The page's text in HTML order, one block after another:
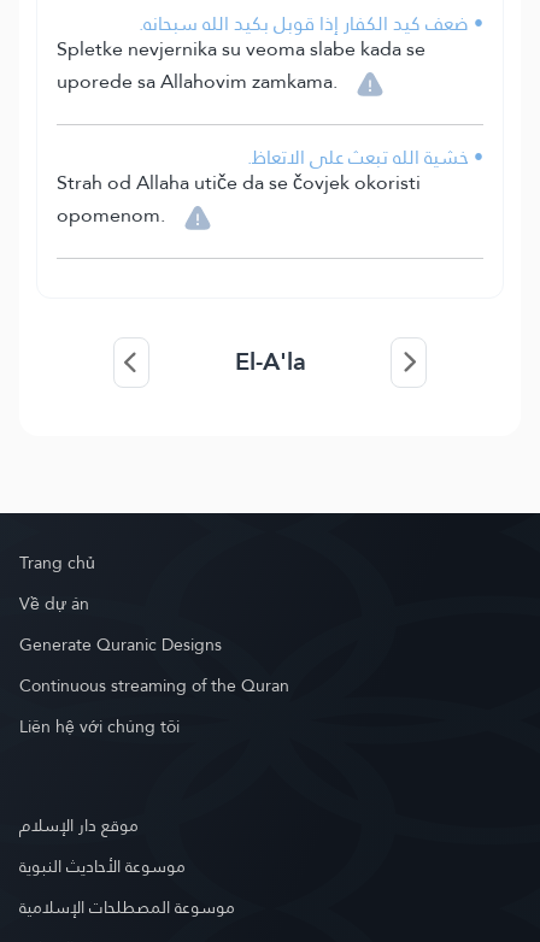
• ضعف كيد الكفار إذا قوبل بكيد الله سبحانه.
Spletke nevjernika su veoma slabe kada se
uporede sa Allahovim zamkama.
• خشية الله تبعث على الاتعاظ.
Strah od Allaha utiče da se čovjek okoristi
opomenom.
El-A'la
Trang chủ
Về dự án
Generate Quranic Designs
Continuous streaming of the Quran
Liên hệ với chúng tôi
موقع دار الإسلام
موسوعة الأحاديث النبوية
موسوعة المصطلحات الإسلامية